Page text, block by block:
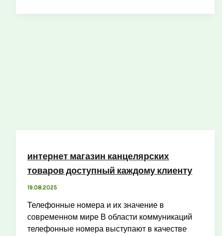
интернет магазин канцелярских
товаров доступный каждому клиенту
19.08.2025
Телефонные номера и их значение в
современном мире В области коммуникаций
телефонные номера выступают в качестве